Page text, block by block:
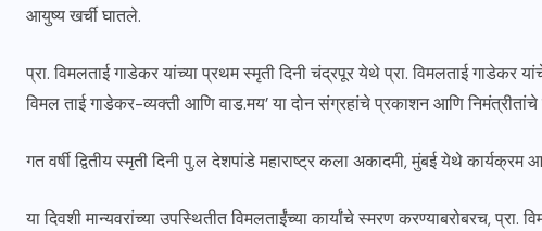
आयुष्य खर्ची घातले.
प्रा. विमलताई गाडेकर यांच्या प्रथम स्मृती दिनी चंद्रपूर येथे प्रा. विमलताई गाडेकर
विमल ताई गाडेकर-व्यक्ती आणि वाड.मय’ या दोन संग्रहांचे प्रकाशन आणि
गत वर्षी द्वितीय स्मृती दिनी पु.ल देशपांडे महाराष्ट्र कला अकादमी, मुंबई येथे
या दिवशी मान्यवरांच्या उपस्थितीत विमलताईंच्या कार्यांचे स्मरण करण्याबरोबरच,